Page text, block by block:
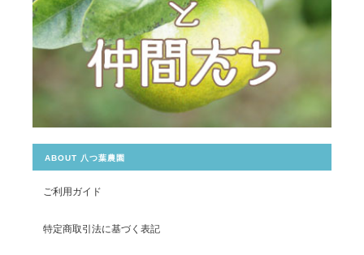
ABOUT 八つ葉農園
ご利用ガイド
特定商取引法に基づく表記